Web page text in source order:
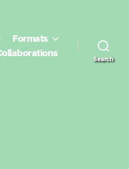
Formats
Search